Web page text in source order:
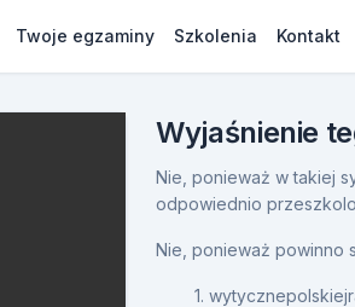
Twoje egzaminy Szkolenia Kontakt
Wyjaśnienie
Nie, ponieważ w takiej
odpowiednio
Nie, ponieważ powinno
1.